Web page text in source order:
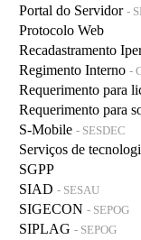
Portal do Servidor -
Protocolo Web
Recadastramento
Regimento Interno -
Requerimento para
Requerimento para
S-Mobile - SESDEC
Serviços de
SGPP
SIAD - SESAU
SIGECON - SEPOG
SIPLAG - SEPOG